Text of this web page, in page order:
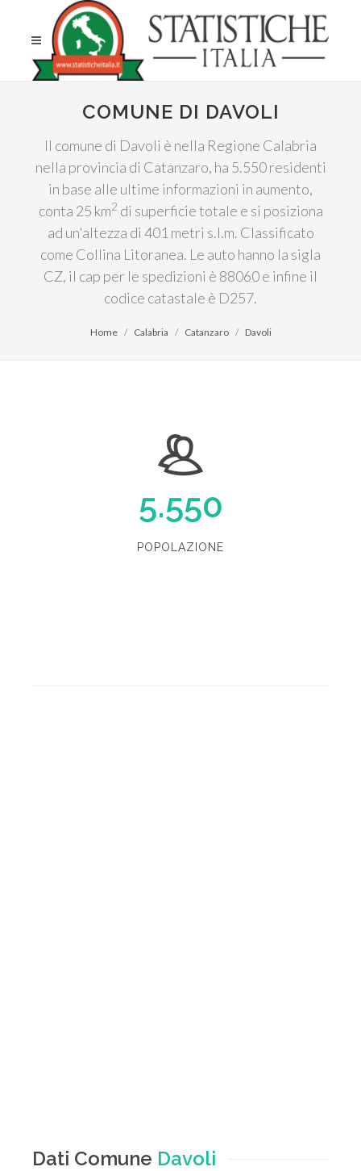
COMUNE DI DAVOLI
Il comune di Davoli è nella Regione Calabria
nella provincia di Catanzaro, ha 5.550 residenti
in base alle ultime informazioni in aumento,
conta 25 km2 di superficie totale e si posiziona
ad un'altezza di 401 metri s.l.m. Classificato
come Collina Litoranea. Le auto hanno la sigla
CZ, il cap per le spedizioni è 88060 e infine il
codice catastale è D257.
Home Calabria Catanzaro Davoli
5.550
POPOLAZIONE
Dati Comune Davoli